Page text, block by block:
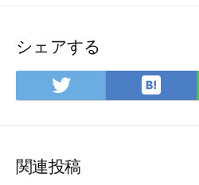
シェアする
Twitter
で
ア
は
て
関連投稿